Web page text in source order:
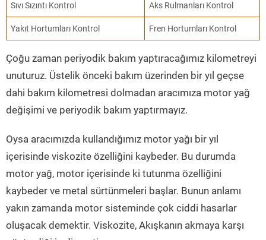
Sıvı Sızıntı Kontrol Aks Rulmanları Kontrol
Yakıt Hortumları Kontrol Fren Hortumları Kontrol
Çoğu zaman periyodik bakım yaptıracağımız kilometreyi
unuturuz. Üstelik önceki bakım üzerinden bir yıl geçse
dahi bakım kilometresi dolmadan aracımıza motor yağ
değişimi ve periyodik bakım yaptırmayız.
Oysa aracımızda kullandığımız motor yağı bir yıl
içerisinde viskozite özelliğini kaybeder. Bu durumda
motor yağ, motor içerisinde ki tutunma özelliğini
kaybeder ve metal sürtünmeleri başlar. Bunun anlamı
yakın zamanda motor sisteminde çok ciddi hasarlar
oluşacak demektir. Viskozite, Akışkanın akmaya karşı